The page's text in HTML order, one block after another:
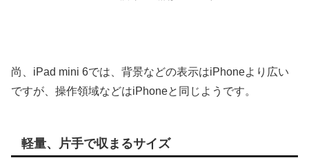
尚、iPad mini 6では、背景などの表示はiPhoneより広い
ですが、操作領域などはiPhoneと同じようです。
軽量、片手で収まるサイズ